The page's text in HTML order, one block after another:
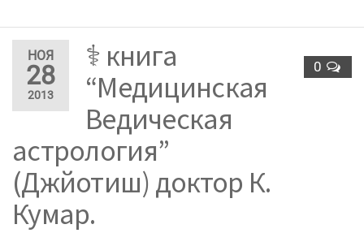
НОЯ
28
2013
0
⚕ книга
“Медицинская
Ведическая
астрология”
(Джйотиш) доктор К.
Кумар.